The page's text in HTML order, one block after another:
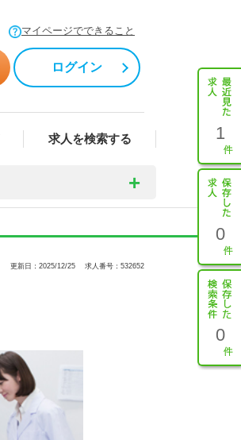
マイページでできること
ログイン
求人を検索する 1
0
0
更新日：2025/12/25 求人番号：532652